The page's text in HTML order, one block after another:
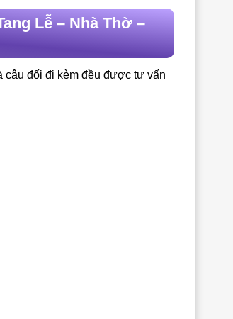
Lễ – Nhà Thờ –
câu đối đi kèm đều được tư vấn